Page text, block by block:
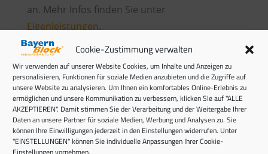
Cookie-Zustimmung verwalten
Wir verwenden auf unserer Website Cookies, um Inhalte und Anzeigen zu
personalisieren, Funktionen für soziale Medien anzubieten und die Zugriffe auf
unsere Website zu analysieren. Um Ihnen ein komfortables Online-Erlebnis zu
ermöglichen und unsere Kommunikation zu verbessern, klicken SIe auf "ALLE
AKZEPTIEREN". Damit stimmen Sie der Verarbeitung und der Weitergabe Ihrer
Daten an unsere Partner für soziale Medien, Werbung und Analysen zu. Sie
können Ihre Einwilligungen jederzeit in den Einstellungen widerrufen. Unter
"EINSTELLUNGEN" können Sie individuelle Anpassungen Ihrer Cookie-
an. Mehr Infos finden Sie unter
Eigenleistungen.